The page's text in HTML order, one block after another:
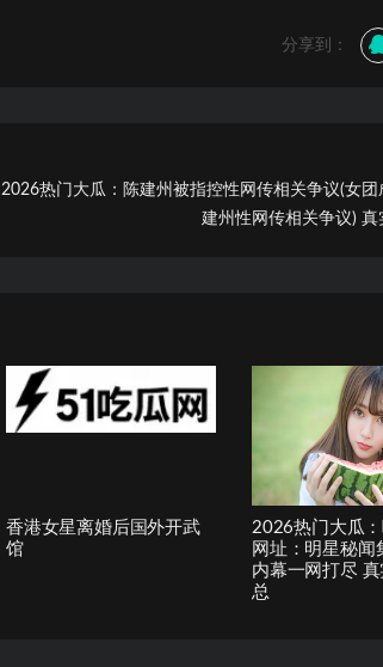
分享到：
2026热门大瓜：陈建州被指控性网传相关争议(女团
建州性网传相关争议) 真
香港女星离婚后国外开武
馆
2026热门大瓜
网址：明星秘闻
内幕一网打尽 真
总